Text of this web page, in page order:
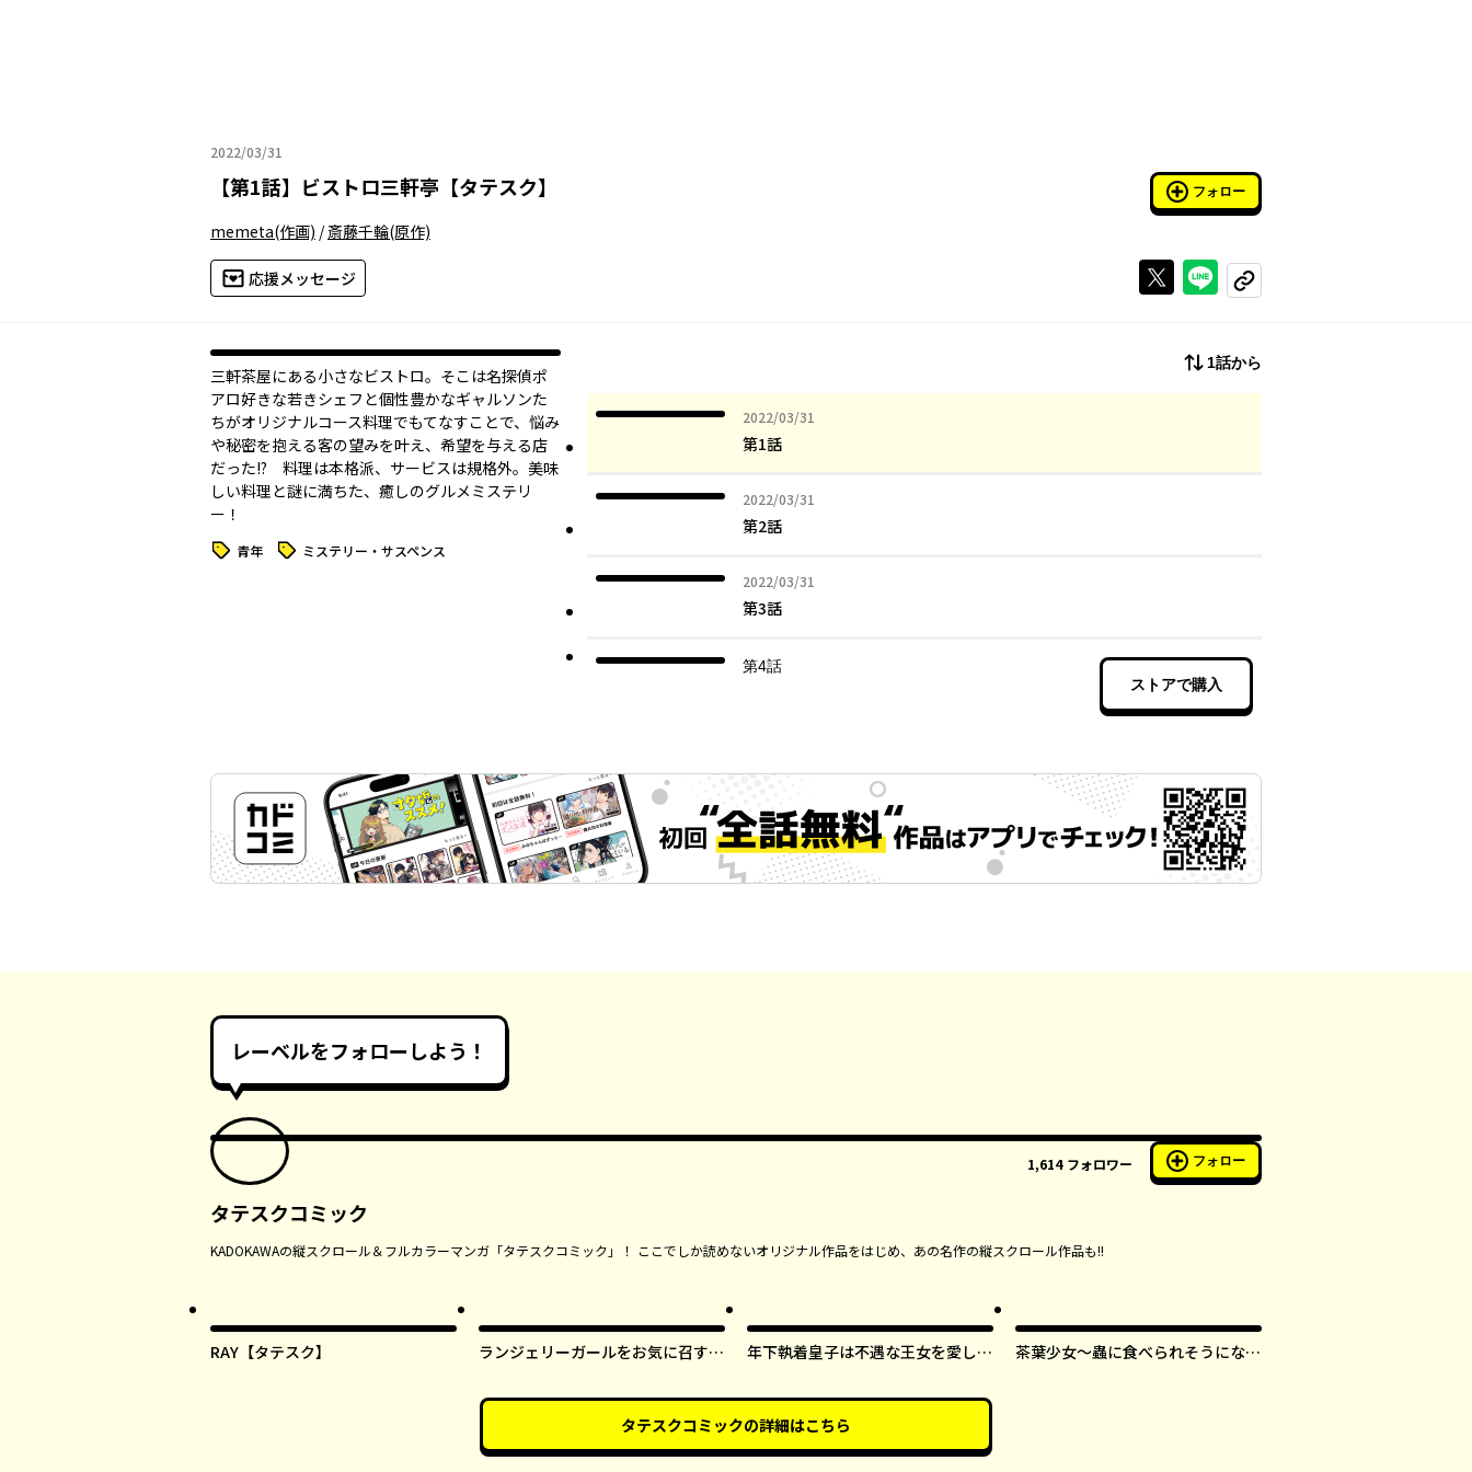
2022/03/31
2022年03月31日
【第1話】 ビストロ三軒亭【タテスク】 フォロー
memeta(作画) /斎藤千輪(原作)
応援メッセージ Xで投稿するラインでシェアする
コピーする
三軒茶屋にある小さなビストロ。そこは名探偵ポ
アロ好きな若きシェフと個性豊かなギャルソンた
ちがオリジナルコース料理でもてなすことで、悩み
や秘密を抱える客の望みを叶え、希望を与える店
だった――!? 料理は本格派、サービスは規格外。美味
しい料理と謎に満ちた、癒しのグルメミステリ
ー！
タグ 青年 タグ ミステリー・サスペンス
1話から
2022/03/31
2022年03月31日
第1話
2022/03/31
2022年03月31日
第2話
2022/03/31
2022年03月31日
第3話
第4話
ストアで購入
レーベルをフォローしよう！
1,614 フォロワー フォロー
タテスクコミック
KADOKAWAの縦スクロール＆フルカラーマンガ「タテスクコミック」！ ここでしか読めないオリジナル作品をはじめ、あの名作の縦スクロール作品も!!
RAY【タテスク】
ランジェリーガールをお気に召すま
年下執着皇子は不遇な王女を愛しす
茶葉少女～蟲に食べられそうになっ
タテスクコミックの詳細はこちら